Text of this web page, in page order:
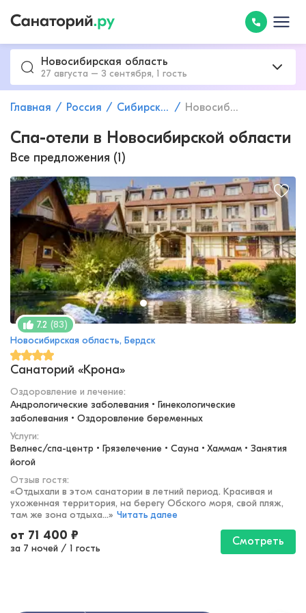
Новосибирская область
27 августа – 3 сентября, 1 гость
Главная Россия Сибирский федеральный округ Новосибирская область
Спа-отели в Новосибирской области
Все предложения (1)
7.2 (83)
Новосибирская область, Бердск
Санаторий «Крона»
Оздоровление и лечение:
Андрологические заболевания • Гинекологические
заболевания • Оздоровление беременных
Услуги:
Велнес/спа-центр • Грязелечение • Сауна • Хаммам • Занятия
йогой
Отзыв гостя:
«Отдыхали в этом санатории в летний период. Красивая и
ухоженная территория, на берегу Обского моря, свой пляж,
там же зона отдыха...» Читать далее
от 71 400 ₽
за 7 ночей / 1 гость
Смотреть